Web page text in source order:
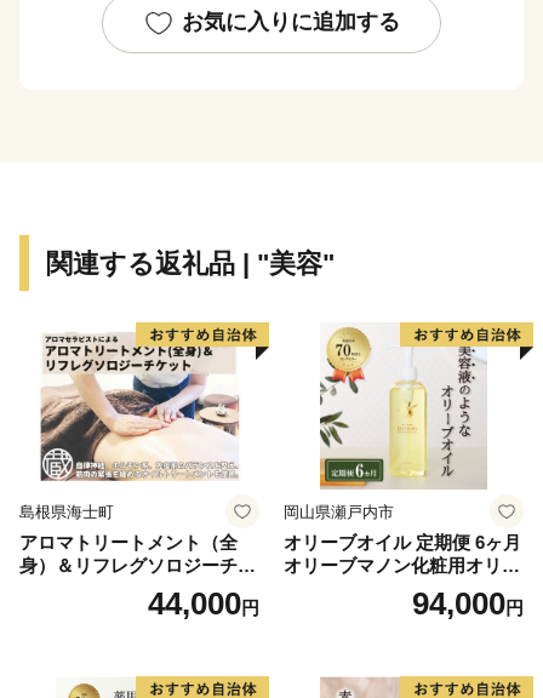
いるなど、芸術・文化・歴史が息づくアートのまちとし
ても近年注目されております。
お気に入りに追加する
関連する返礼品 | "美容"
島根県海士町
アロマトリートメント（全
身）＆リフレグソロジーチケ
44,000円
岡山県瀬戸内市
オリーブオイル 定期便 6ヶ月
オリーブマノン化粧用オリー
ブオイル 200ml オリーブ オ
イル 美容 スキンケア 化粧用
94,000円